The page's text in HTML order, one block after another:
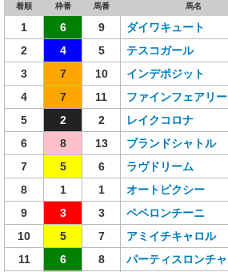
着順 枠番 馬番 馬名
1 6 9 ダイワキュート
2
4 5 テスコガール
3
7 10 インデポジット
4
7 11 ファインフェアリー
5
2 2 レイクコロナ
6
8 13 ブランドシャトル
7
5 6 ラヴドリーム
8
1 1 オートピクシー
9
3 3 ペペロンチーニ
10
5 7 アミイチキャロル
11
6 8 パーティスロンチャ